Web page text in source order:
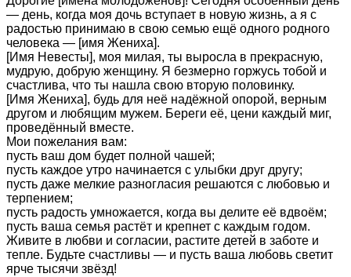
— день, когда моя дочь вступает в новую жизнь, а я с
радостью принимаю в свою семью ещё одного родного
человека — [имя Жениха].
[Имя Невесты], моя милая, ты выросла в прекрасную,
мудрую, добрую женщину. Я безмерно горжусь тобой и
счастлива, что ты нашла свою вторую половинку.
[Имя Жениха], будь для неё надёжной опорой, верным
другом и любящим мужем. Береги её, цени каждый миг,
проведённый вместе.
Мои пожелания вам:
пусть ваш дом будет полной чашей;
пусть каждое утро начинается с улыбки друг другу;
пусть даже мелкие разногласия решаются с любовью и
терпением;
пусть радость умножается, когда вы делите её вдвоём;
пусть ваша семья растёт и крепнет с каждым годом.
Живите в любви и согласии, растите детей в заботе и
тепле. Будьте счастливы — и пусть ваша любовь светит
ярче тысячи звёзд!